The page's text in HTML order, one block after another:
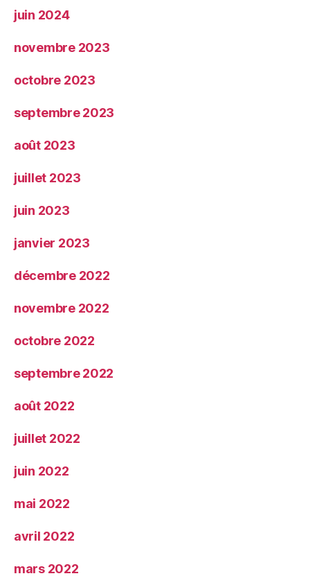
juin 2024
novembre 2023
octobre 2023
septembre 2023
août 2023
juillet 2023
juin 2023
janvier 2023
décembre 2022
novembre 2022
octobre 2022
septembre 2022
août 2022
juillet 2022
juin 2022
mai 2022
avril 2022
mars 2022